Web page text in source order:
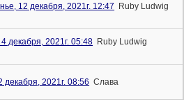
12 декабря, 2021г. 12:47 Ruby Ludwig
декабря, 2021г. 05:48 Ruby Ludwig
декабря, 2021г. 08:56 Слава